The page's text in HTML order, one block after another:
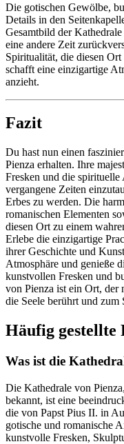
Die gotischen Gewölbe,
Details in den
Gesamtbild der
eine andere Zeit
Spiritualität, die diesen
schafft eine einzigartige
anzieht.
Fazit
Du hast nun einen
Pienza erhalten. Ihre
Fresken und die spirituelle
vergangene Zeiten
Erbes zu werden. Die
romanischen Elementen
diesen Ort zu einem
Erlebe die einzigartige
ihrer Geschichte und
Atmosphäre und genieße
kunstvollen Fresken und
von Pienza ist ein Ort, der
die Seele berührt und zum
Häufig gestellte
Was ist die
Die Kathedrale von
bekannt, ist eine
die von Papst Pius II. in
gotische und romanische
kunstvolle Fresken,